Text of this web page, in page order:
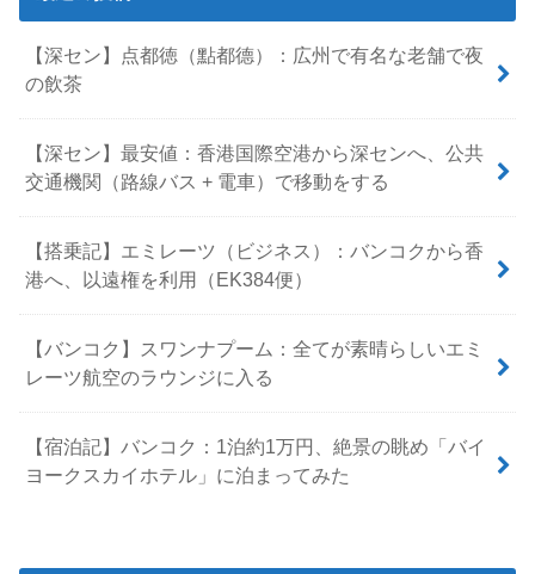
【深セン】点都徳（點都德）：広州で有名な老舗で夜
の飲茶
【深セン】最安値：香港国際空港から深センへ、公共
交通機関（路線バス + 電車）で移動をする
【搭乗記】エミレーツ（ビジネス）：バンコクから香
港へ、以遠権を利用（EK384便）
【バンコク】スワンナプーム：全てが素晴らしいエミ
レーツ航空のラウンジに入る
【宿泊記】バンコク：1泊約1万円、絶景の眺め「バイ
ヨークスカイホテル」に泊まってみた